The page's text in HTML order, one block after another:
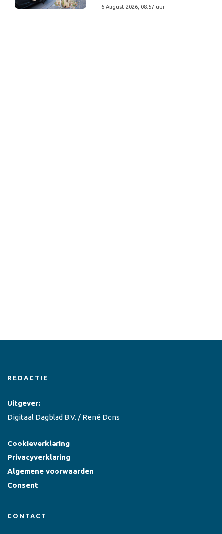
6 August 2026, 08:57 uur
REDACTIE
Uitgever:
Digitaal Dagblad B.V. / René Dons
Cookieverklaring
Privacyverklaring
Algemene voorwaarden
Consent
CONTACT